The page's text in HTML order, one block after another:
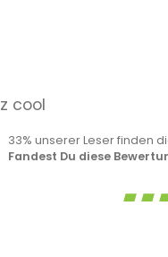
cool
33% unserer Leser finden
Fandest Du diese